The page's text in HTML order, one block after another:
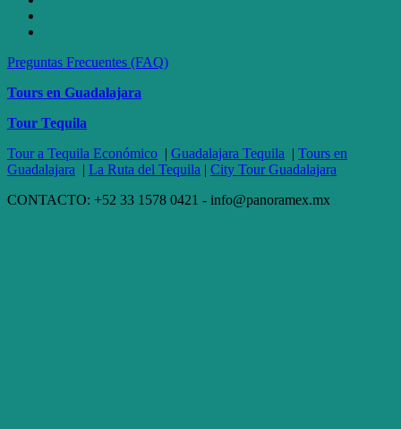
Preguntas Frecuentes (FAQ)
Tours en Guadalajara
Tour Tequila
Tour a Tequila Económico | Guadalajara Tequila | Tours en
Guadalajara | La Ruta del Tequila | City Tour Guadalajara
CONTACTO: +52 33 1578 0421 - info@panoramex.mx